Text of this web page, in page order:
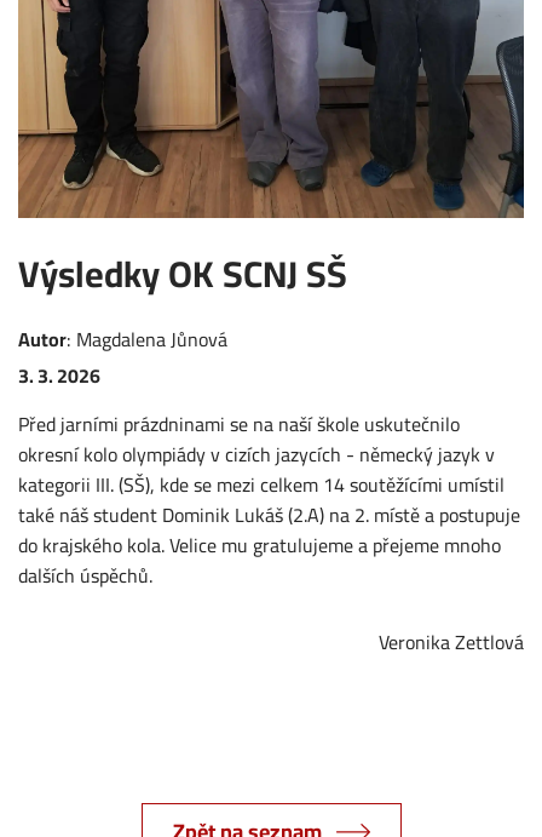
Výsledky OK SCNJ SŠ
Autor: MagdalenaJůnová
3. 3. 2026
Před jarními prázdninami se na naší škole uskutečnilo
okresní kolo olympiády v cizích jazycích - německý jazyk v
kategorii III. (SŠ), kde se mezi celkem 14 soutěžícími umístil
také náš student Dominik Lukáš (2.A) na 2. místě a postupuje
do krajského kola. Velice mu gratulujeme a přejeme mnoho
dalších úspěchů.
Veronika Zettlová